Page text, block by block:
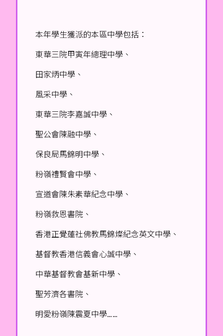
本年學生獲派的本區中學包括：
東華三院甲寅年總理中學、
田家炳中學、
風采中學、
東華三院李嘉誠中學、
聖公會陳融中學、
保良局馬錦明中學、
粉嶺禮賢會中學、
宣道會陳朱素華紀念中學、
粉嶺救恩書院、
香港正覺蓮社佛教馬錦燦紀念英文中學、
基督教香港信義會心誠中學、
中華基督教會基新中學、
聖芳濟各書院、
明愛粉嶺陳震夏中學……